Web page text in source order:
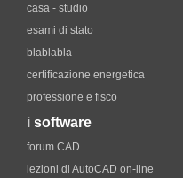
casa - studio
esami di stato
blablabla
certificazione energetica
professione e fisco
i software
forum CAD
lezioni di AutoCAD on-line